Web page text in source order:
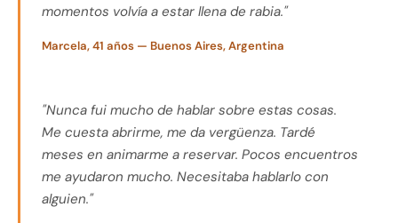
momentos volvía a estar llena de rabia."
Marcela, 41 años — Buenos Aires, Argentina
"Nunca fui mucho de hablar sobre estas cosas.
Me cuesta abrirme, me da vergüenza. Tardé
meses en animarme a reservar. Pocos encuentros
me ayudaron mucho. Necesitaba hablarlo con
alguien."